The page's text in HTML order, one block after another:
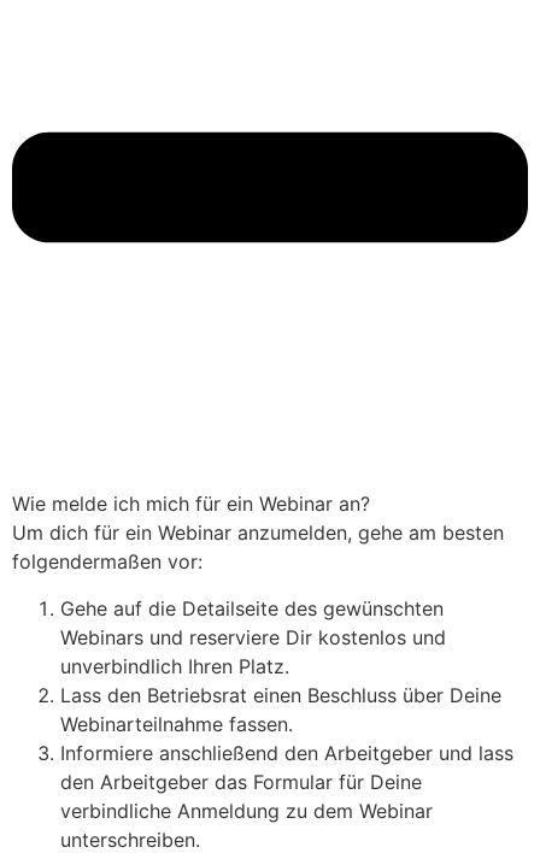
Wie melde ich mich für ein Webinar an?
Um dich für ein Webinar anzumelden, gehe am besten
folgendermaßen vor:
Gehe auf die Detailseite des gewünschten
Webinars und reserviere Dir kostenlos und
unverbindlich Ihren Platz.
Lass den Betriebsrat einen Beschluss über Deine
Webinarteilnahme fassen.
Informiere anschließend den Arbeitgeber und lass
den Arbeitgeber das Formular für Deine
verbindliche Anmeldung zu dem Webinar
unterschreiben.